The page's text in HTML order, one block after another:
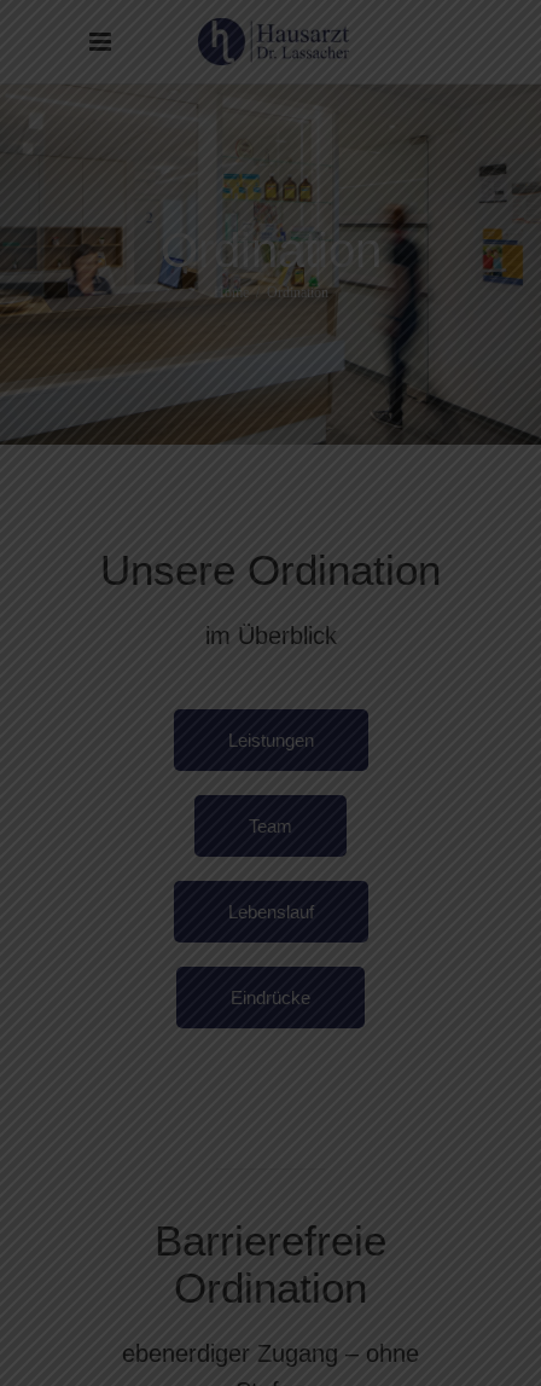
Ordination
Home /Ordination
Unsere Ordination
im Überblick
Leistungen
Team
Lebenslauf
Eindrücke
Barrierefreie
Ordination
ebenerdiger Zugang – ohne